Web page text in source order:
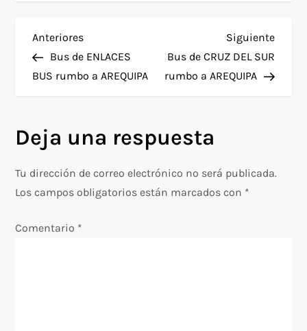
N
a
e
g
a
c
Entrada
anterior
Anteriores
Bus de ENLACES
BUS rumbo a AREQUIPA
Siguiente
Bus de CRUZ DEL SUR
rumbo a AREQUIPA
Deja una respuesta
Tu dirección de correo electrónico no será publicada.
Los campos obligatorios están marcados con *
Comentario *